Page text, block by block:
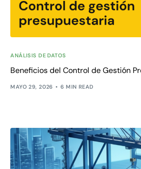
ANÁLISIS DE DATOS
Beneficios del Control de Gestión
MAYO 29, 2026 6 MIN READ